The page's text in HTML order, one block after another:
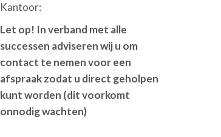
Kantoor:
Let op! In verband met alle
successen adviseren wij u om
contact te nemen voor een
afspraak zodat u direct geholpen
kunt worden (dit voorkomt
onnodig wachten)